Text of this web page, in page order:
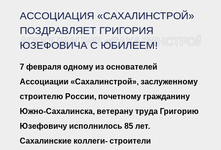
документы
● Действующие документы
● Сбор предложений во
внутренние документы
Реестры Ассоциации
Ассоциации
● Реестр членов
Ассоциации,
АССОЦИАЦИЯ «САХАЛИНСТРОЙ»
ПОЗДРАВЛЯЕТ ГРИГОРИЯ
ЮЗЕФОВИЧА С ЮБИЛЕЕМ!
АССОЦИАЦИЯ «САХАЛИНСТРОЙ»
7 февраля одному из основателей
Ассоциации «Сахалинстрой», заслуженному
строителю России, почетному гражданину
Южно-Сахалинска, ветерану труда Григорию
Юзефовичу исполнилось 85 лет.
Сахалинские коллеги- строители